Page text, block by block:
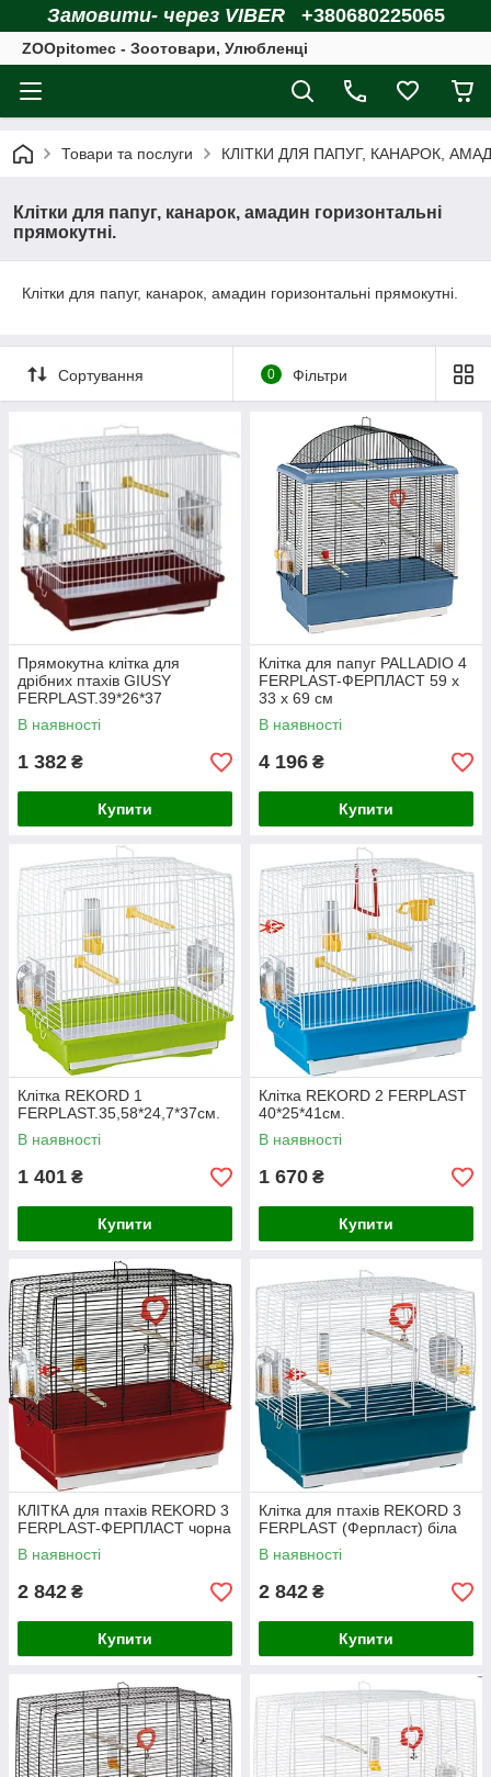
Замовити- через VIBER +380680225065
ZOOpitomec - Зоотовари, Улюбленці
Товари та послуги КЛІТКИ ДЛЯ ПАПУГ, КАНАРОК,
Клітки для папуг, канарок, амадин горизонтальні
прямокутні.
Клітки для папуг, канарок, амадин горизонтальні прямокутні.
Сортування 0 Фільтри
Прямокутна клітка для
дрібних птахів GIUSY
FERPLAST.39*26*37
В наявності
1 382 ₴
Купити
Клітка для папуг PALLADIO 4
FERPLAST-ФЕРПЛАСТ 59 x
33 x 69 см
В наявності
4 196 ₴
Купити
Клітка REKORD 1
FERPLAST.35,58*24,7*37см.
В наявності
1 401 ₴
Купити
Клітка REKORD 2 FERPLAST
40*25*41см.
В наявності
1 670 ₴
Купити
КЛІТКА для птахів REKORD 3
FERPLAST-ФЕРПЛАСТ чорна
В наявності
2 842 ₴
Купити
Клітка для птахів REKORD 3
FERPLAST (Ферпласт) біла
В наявності
2 842 ₴
Купити